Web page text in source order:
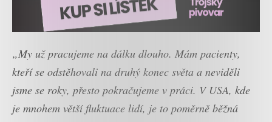
„My už pracujeme na dálku dlouho. Mám pacienty,
kteří se odstěhovali na druhý konec světa a neviděli
jsme se roky, přesto pokračujeme v práci. V USA, kde
je mnohem větší fluktuace lidí, je to poměrně běžná